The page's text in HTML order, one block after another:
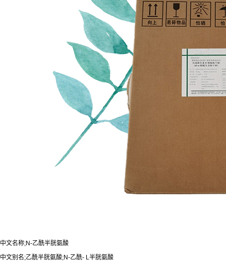
中文名称;N-乙酰半胱氨酸
中文别名;乙酰半胱氨酸;N-乙酰- L半胱氨酸